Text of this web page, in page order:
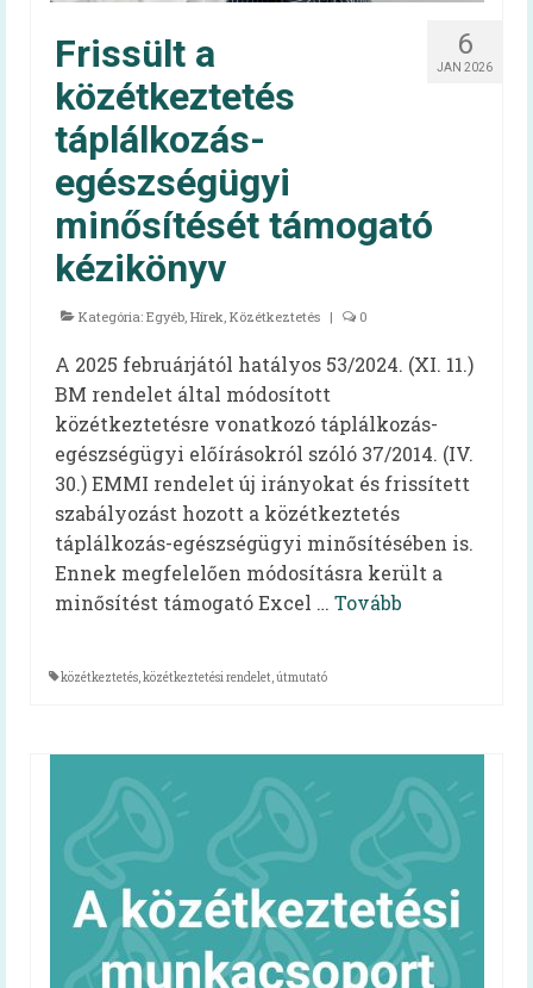
Felhasználói kézikönyv
Gyakran ismételt kérdések
Intézménytípusonkénti hatályos rendeleti
pontok
Diétás étkeztetés
Élelmezésvezetői továbbképzés
Közétkeztetési felmérések
Iskolai táplálkozás-egészségügyi
környezetfelmérés
Óvodai táplálkozás-egészségügyi
felmérés
Videók
Mindent a menzáról videók
Reform Menza videók
Hidegétel
Egészséges táplálkozást ösztönző iskola
Kóstolj bele a nagyvilágba!
Pályázatok
Keressük Magyarország legkedveltebb
közétkeztetésben dolgozó szakembereit
6
JAN 2026
Frissült a
közétkeztetés
táplálkozás-
egészségügyi
minősítését támogató
kézikönyv
Kategória: Egyéb, Hírek, Közétkeztetés | 0
A 2025 februárjától hatályos 53/2024. (XI. 11.)
BM rendelet által módosított
közétkeztetésre vonatkozó táplálkozás-
egészségügyi előírásokról szóló 37/2014. (IV.
30.) EMMI rendelet új irányokat és frissített
szabályozást hozott a közétkeztetés
táplálkozás-egészségügyi minősítésében is.
Ennek megfelelően módosításra került a
minősítést támogató Excel … Tovább
közétkeztetés,közétkeztetési rendelet,útmutató